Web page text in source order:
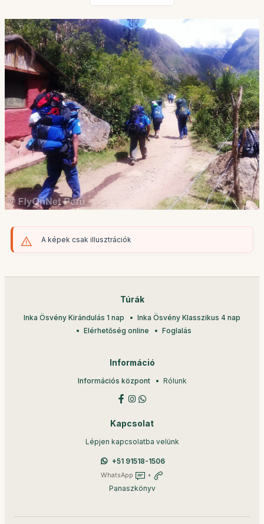
A képek csak illusztrációk
Túrák
Inka Ösvény Kirándulás 1 nap
Inka Ösvény Klasszikus 4 nap
Elérhetőség online
Foglalás
Információ
Információs központ Rólunk
Kapcsolat
Lépjen kapcsolatba velünk
+51 91518-1506
WhatsApp +
Panaszkönyv